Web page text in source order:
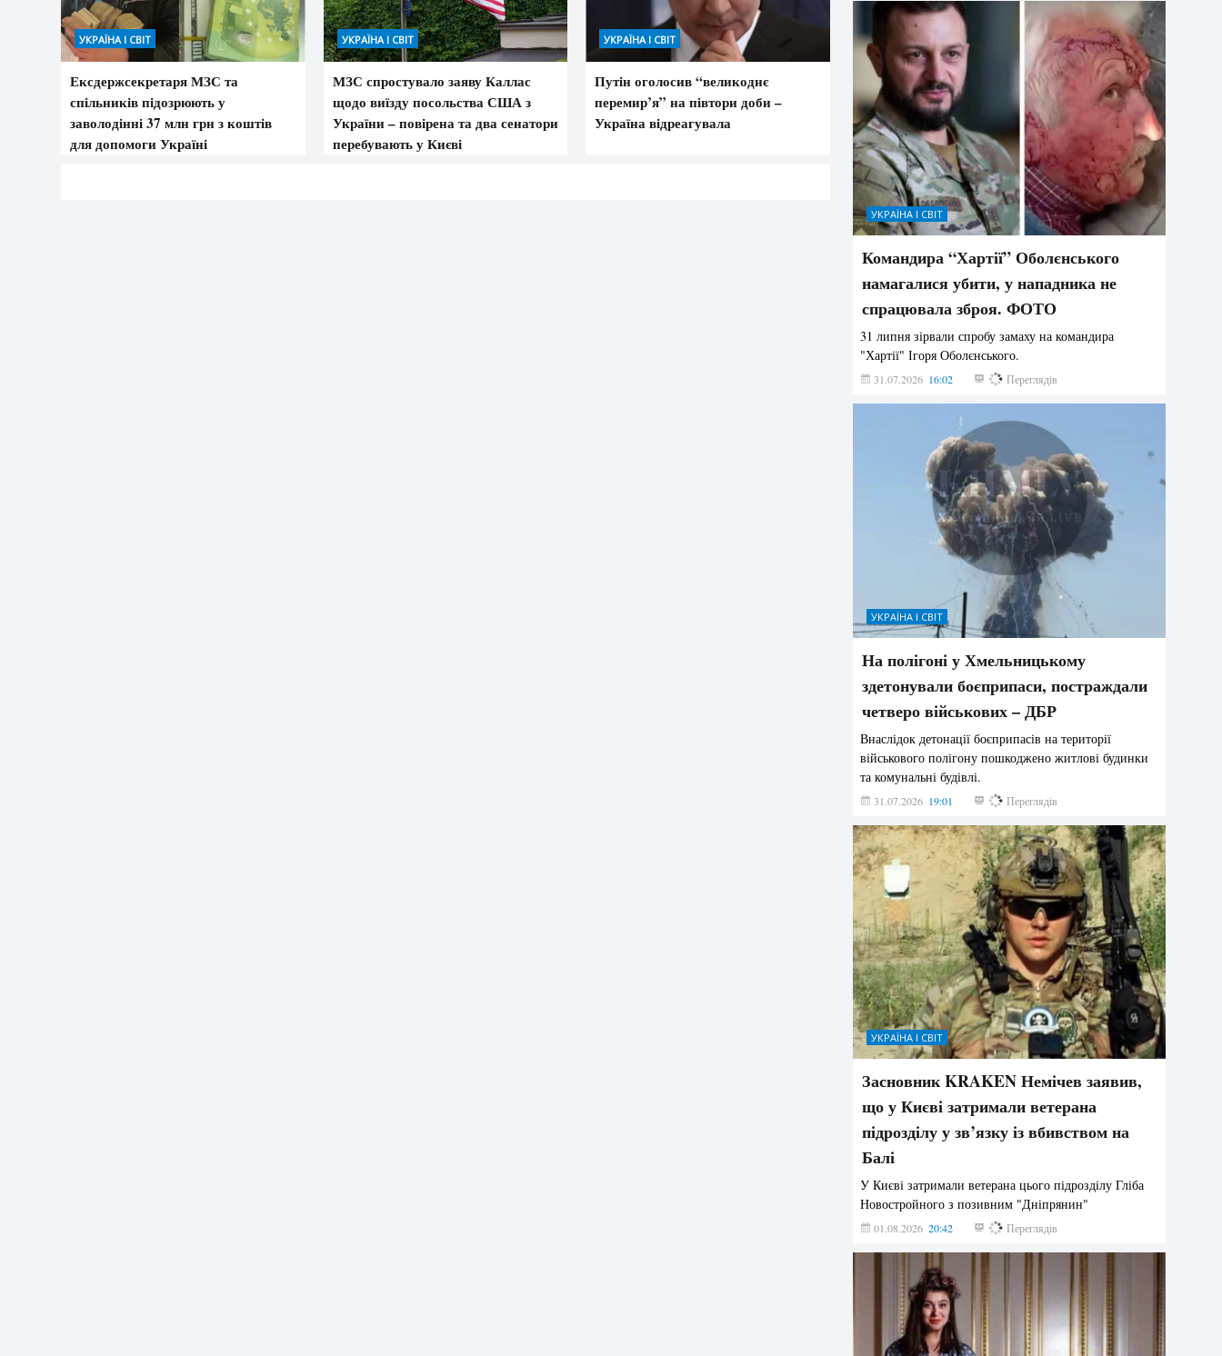
УКРАЇНА І СВІТ
Ексдержсекретаря МЗС та
спільників підозрюють у
заволодінні 37 млн грн з коштів
для допомоги Україні
УКРАЇНА І СВІТ
МЗС спростувало заяву Каллас
щодо виїзду посольства США з
України – повірена та два сенатори
перебувають у Києві
УКРАЇНА І СВІТ
Путін оголосив “великоднє
перемир’я” на півтори доби –
Україна відреагувала
УКРАЇНА І СВІТ
Командира “Хартії” Оболєнського
намагалися убити, у нападника не
спрацювала зброя. ФОТО
31 липня зірвали спробу замаху на командира
"Хартії" Ігоря Оболєнського.
31.07.2026 16:02 178 Переглядів
УКРАЇНА І СВІТ
На полігоні у Хмельницькому
здетонували боєприпаси, постраждали
четверо військових – ДБР
Внаслідок детонації боєприпасів на території
військового полігону пошкоджено житлові будинки
та комунальні будівлі.
31.07.2026 19:01 175 Переглядів
УКРАЇНА І СВІТ
Засновник KRAKEN Немічев заявив,
що у Києві затримали ветерана
підрозділу у зв’язку із вбивством на
Балі
У Києві затримали ветерана цього підрозділу Гліба
Новостройного з позивним "Дніпрянин"
01.08.2026 20:42 166 Переглядів